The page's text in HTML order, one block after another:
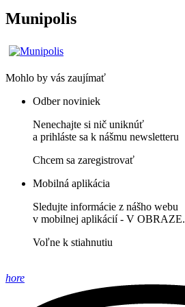
Munipolis
Mohlo by vás zaujímať
Odber noviniek
Nenechajte si nič uniknúť
a prihláste sa k nášmu newsletteru
Chcem sa zaregistrovať
Mobilná aplikácia
Sledujte informácie z nášho webu
v mobilnej aplikácií - V OBRAZE.
Voľne k stiahnutiu
hore